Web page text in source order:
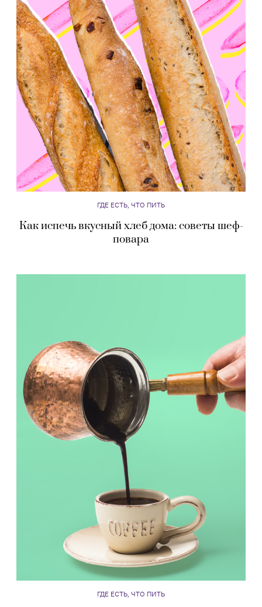
ГДЕ ЕСТЬ, ЧТО ПИТЬ
Как испечь вкусный хлеб дома: советы шеф-
повара
ГДЕ ЕСТЬ, ЧТО ПИТЬ